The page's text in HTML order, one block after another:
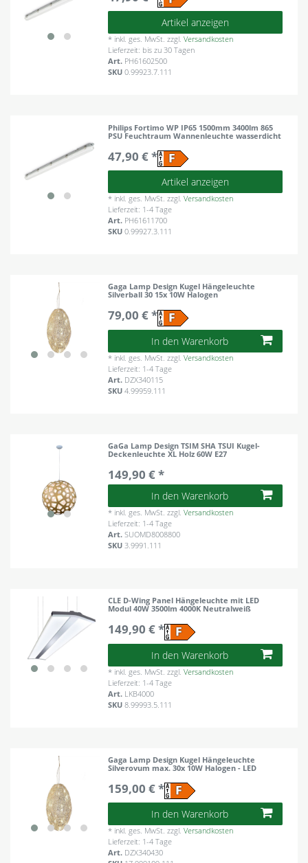
Artikel anzeigen
* inkl. ges. MwSt. zzgl.Versandkosten
Lieferzeit: bis zu 30 Tagen
Art. PH61602500
SKU0.99923.7.111
Philips Fortimo WP IP65 1500mm 3400lm 865
PSU Feuchtraum Wannenleuchte wasserdicht
47,90 € *
Artikel anzeigen
* inkl. ges. MwSt. zzgl.Versandkosten
Lieferzeit: 1-4 Tage
Art. PH61611700
SKU0.99927.3.111
Gaga Lamp Design Kugel Hängeleuchte
Silverball 30 15x 10W Halogen
79,00 € *
In den Warenkorb
* inkl. ges. MwSt. zzgl.Versandkosten
Lieferzeit: 1-4 Tage
Art. DZX340115
SKU4.99959.111
GaGa Lamp Design TSIM SHA TSUI Kugel-
Deckenleuchte XL Holz 60W E27
149,90 € *
In den Warenkorb
* inkl. ges. MwSt. zzgl.Versandkosten
Lieferzeit: 1-4 Tage
Art.SUOMD8008800
SKU 3.9991.111
CLE D-Wing Panel Hängeleuchte mit LED
Modul 40W 3500lm 4000K Neutralweiß
149,90 € *
In den Warenkorb
* inkl. ges. MwSt. zzgl.Versandkosten
Lieferzeit: 1-4 Tage
Art. LKB4000
SKU8.99993.5.111
Gaga Lamp Design Kugel Hängeleuchte
Silverovum max. 30x 10W Halogen - LED
159,00 € *
In den Warenkorb
* inkl. ges. MwSt. zzgl.Versandkosten
Lieferzeit: 1-4 Tage
Art. DZX340430